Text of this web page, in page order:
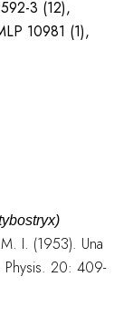
3 (12),
10981 (1),
I. (1953). Una
Physis. 20: 409-